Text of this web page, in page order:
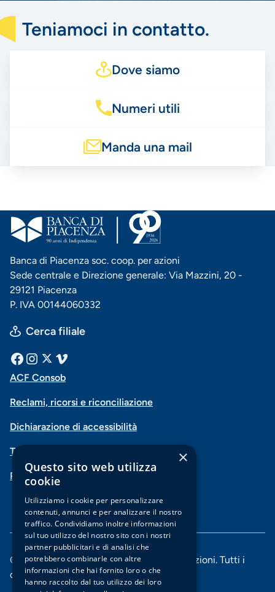
Teniamoci in contatto.
Dove siamo
Numeri utili
Manda una mail
Banca di Piacenza soc. coop. per azioni
Sede centrale e Direzione generale: Via Mazzini, 20 -
29121 Piacenza
P. IVA 00144060332
Cerca filiale
Menu
social
Facebook
InstagramVimeo
Menu
navigazione
piè
di
pagina
ACF Consob
Reclami, ricorsi e riconciliazione
Dichiarazione di accessibilità
Trasparenza
PSD2-Open Banking
© 2025 Banca di Piacenza soc. coop. per azioni. Tutti i
diritti riservati.
×
Questo sito web utilizza
cookie
Utilizziamo i cookie per personalizzare
contenuti, annunci e per analizzare il nostro
traffico. Condividiamo inoltre informazioni
sul tuo utilizzo del nostro sito con i nostri
partner pubblicitari e di analisi che
potrebbero combinarle con altre
informazioni che hai fornito loro o che
hanno raccolto dal tuo utilizzo dei loro